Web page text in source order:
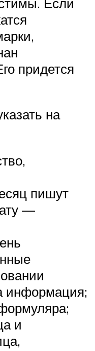
придется
на
пишут
—
информация;
и